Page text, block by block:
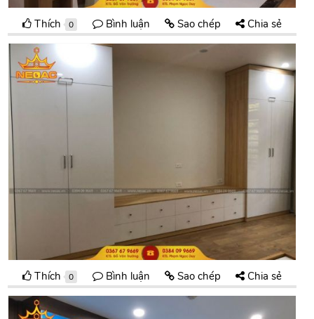
Thích 0 Bình luận Sao chép Chia sẻ
Thích 0 Bình luận Sao chép Chia sẻ